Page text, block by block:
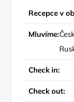
Recepce v
Mluvíme:
Check in:
Check out: